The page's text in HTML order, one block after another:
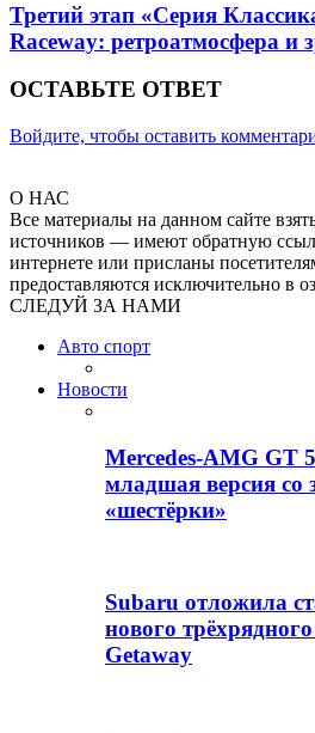
Третий этап «Серия
Raceway: ретроатмосфера и
ОСТАВЬТЕ ОТВЕТ
Войдите, чтобы оставить
О НАС
Все материалы на данном сайте
источников — имеют обратную
интернете или присланы
предоставляются исключительно в
СЛЕДУЙ ЗА НАМИ
Авто спорт
Новости
Mercedes-AMG GT
младшая версия со
«шестёрки»
Subaru отложила
нового
Getaway